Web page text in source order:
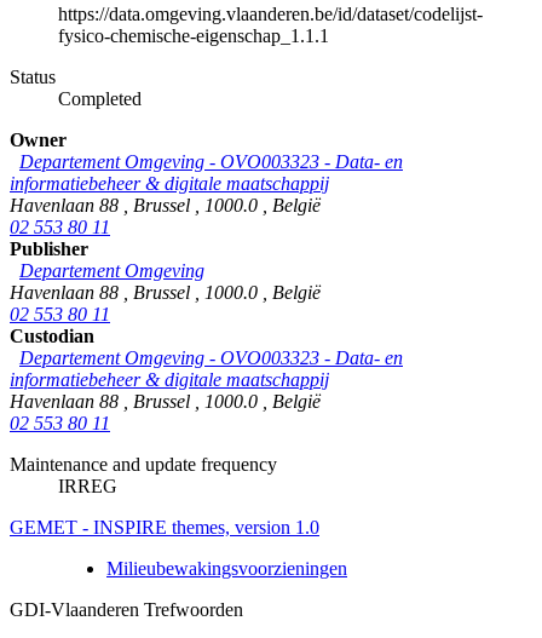
https://data.omgeving.vlaanderen.be/id/dataset/codelijst-
fysico-chemische-eigenschap_1.1.1
Status
Completed
Owner
Departement Omgeving - OVO003323 - Data- en
informatiebeheer & digitale maatschappij
Havenlaan 88
Brussel 1000.0
België
02 553 80 11
Publisher
Departement Omgeving
Havenlaan 88
Brussel 1000.0
België
02 553 80 11
Custodian
Departement Omgeving - OVO003323 - Data- en
informatiebeheer & digitale maatschappij
Havenlaan 88
Brussel 1000.0
België
02 553 80 11
Maintenance and update frequency
IRREG
GEMET - INSPIRE themes, version 1.0
Milieubewakingsvoorzieningen
GDI-Vlaanderen Trefwoorden